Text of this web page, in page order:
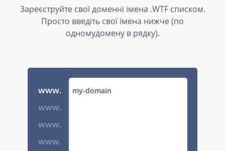
Зареєструйте свої доменні імена .WTF списком.
Просто введіть свої імена нижче (по
одномудомену в рядку).
www.
www.
www.
www.